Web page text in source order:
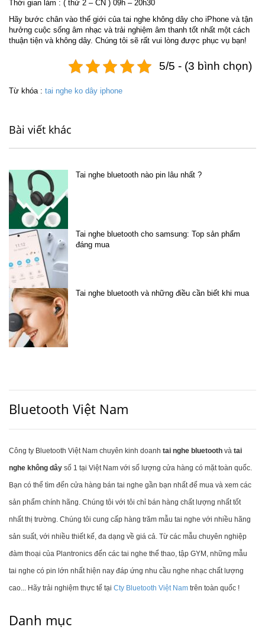
Thời gian làm : ( thứ 2 – CN ) 09h – 20h30
Hãy bước chân vào thế giới của tai nghe không dây cho iPhone và tận
hưởng cuộc sống âm nhạc và trải nghiệm âm thanh tốt nhất một cách
thuận tiện và không dây. Chúng tôi sẽ rất vui lòng được phục vụ bạn!
5/5 - (3 bình chọn)
Từ khóa : tai nghe ko dây iphone
Bài viết khác
Tai nghe bluetooth nào pin lâu nhất ?
Tai nghe bluetooth cho samsung: Top sản phẩm
đáng mua
Tai nghe bluetooth và những điều cần biết khi mua
Bluetooth Việt Nam
Công ty Bluetooth Việt Nam chuyên kinh doanh tai nghe bluetooth và tai
nghe không dây số 1 tại Việt Nam với số lượng cửa hàng có mặt toàn quốc.
Bạn có thể tìm đến cửa hàng bán tai nghe gần bạn nhất để mua và xem các
sản phẩm chính hãng. Chúng tôi với tôi chỉ bán hàng chất lượng nhất tốt
nhất thị trường. Chúng tôi cung cấp hàng trăm mẫu tai nghe với nhiều hãng
sản suất, với nhiều thiết kế, đa dạng về giá cả. Từ các mẫu chuyên nghiệp
đàm thoại của Plantronics đến các tai nghe thể thao, tập GYM, những mẫu
tai nghe có pin lớn nhất hiện nay đáp ứng nhu cầu nghe nhạc chất lượng
cao... Hãy trải nghiệm thực tế tại Cty Bluetooth Việt Nam trên toàn quốc !
Danh mục